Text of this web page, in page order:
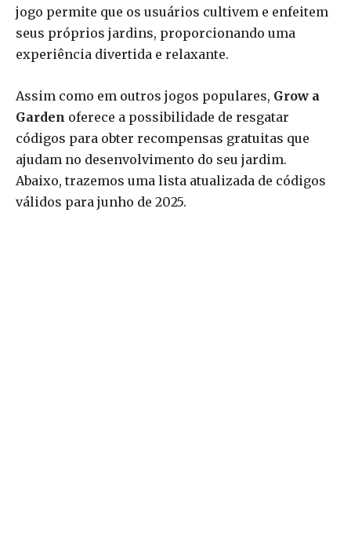
jogo permite que os usuários cultivem e enfeitem
seus próprios jardins, proporcionando uma
experiência divertida e relaxante.
Assim como em outros jogos populares, Grow a
Garden oferece a possibilidade de resgatar
códigos para obter recompensas gratuitas que
ajudam no desenvolvimento do seu jardim.
Abaixo, trazemos uma lista atualizada de códigos
válidos para junho de 2025.